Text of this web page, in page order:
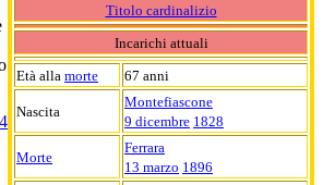
Titolo cardinalizio
Incarichi attuali
Età alla morte 67 anni
Nascita
Montefiascone
9 dicembre 1828
Morte
Ferrara
13 marzo 1896